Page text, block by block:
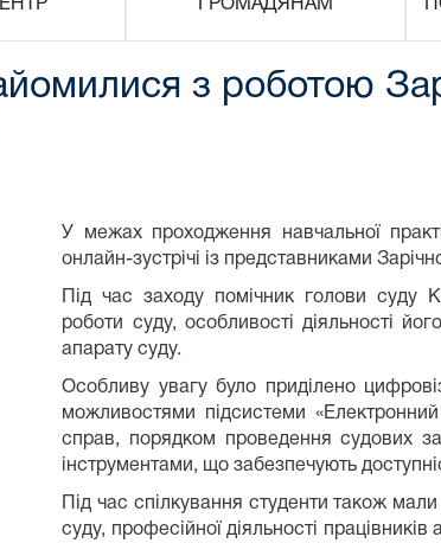
ГРОМАДЯНАМ
з роботою
У межах проходження навчальної
онлайн-зустрічі із представниками
Під час заходу помічник голови суду
роботи суду, особливості діяльності
апарату суду.
Особливу увагу було приділено
можливостями підсистеми
справ, порядком проведення судових
інструментами, що забезпечують
Під час спілкування студенти також
суду, професійної діяльності